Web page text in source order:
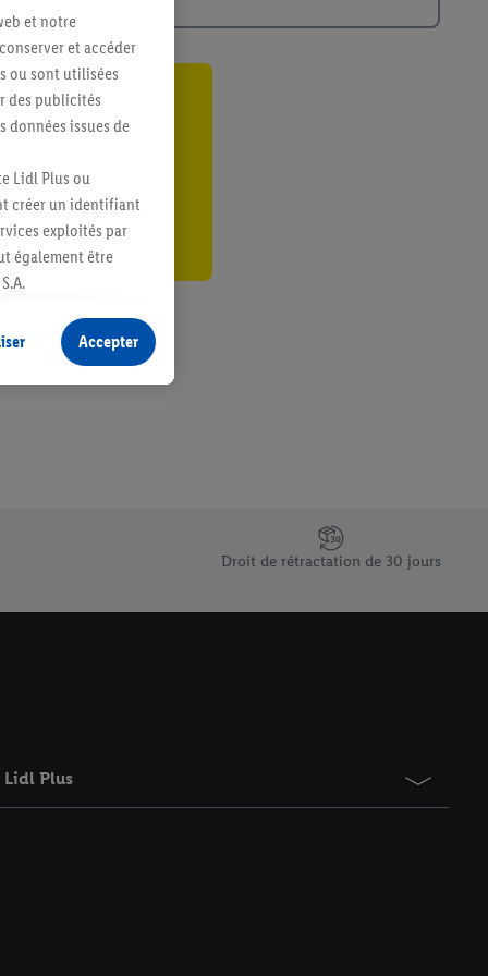
Droit de rétractation de 30 jours
Lidl Plus
et notre
et accéder
ou sont utilisées
des publicités
données issues de
Lidl Plus ou
créer un identifiant
exploités par
également être
sans procéder à
terminaux ou
échéant, d’autres
à tout moment
Accepter